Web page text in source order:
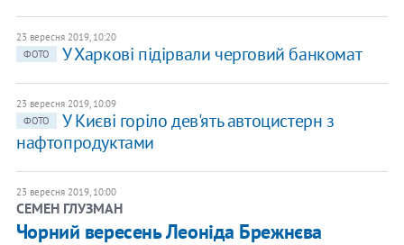
23 вересня 2019, 10:20
ФОТО
У Харкові підірвали черговий банкомат
23 вересня 2019, 10:09
ФОТО
У Києві горіло дев'ять автоцистерн з
нафтопродуктами
23 вересня 2019, 10:00
СЕМЕН ГЛУЗМАН
Чорний вересень Леоніда Брежнєва